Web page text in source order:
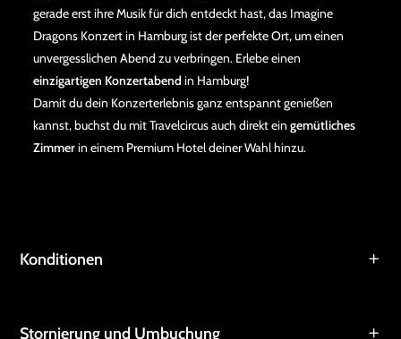
gerade erst ihre Musik für dich entdeckt hast, das Imagine
Dragons Konzert in Hamburg ist der perfekte Ort, um einen
unvergesslichen Abend zu verbringen. Erlebe einen
einzigartigen Konzertabendin Hamburg!
Damit du dein Konzerterlebnis ganz entspannt genießen
kannst, buchst du mit Travelcircus auch direkt ein gemütliches
Zimmerin einem Premium Hotel deiner Wahl hinzu.
Konditionen
Stornierung und Umbuchung